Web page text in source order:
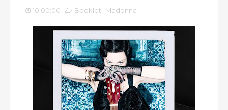
10:00:00 Booklet Madonna